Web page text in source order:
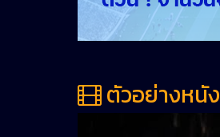
ตัวอย่างหนัง